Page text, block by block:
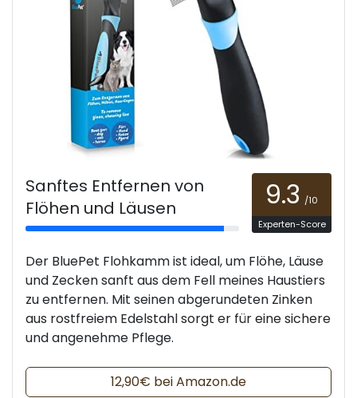
Sanftes Entfernen von
Flöhen und Läusen
9.3 /10
Experten-Score
Der BluePet Flohkamm ist ideal, um Flöhe, Läuse
und Zecken sanft aus dem Fell meines Haustiers
zu entfernen. Mit seinen abgerundeten Zinken
aus rostfreiem Edelstahl sorgt er für eine sichere
und angenehme Pflege.
12,90€ bei Amazon.de